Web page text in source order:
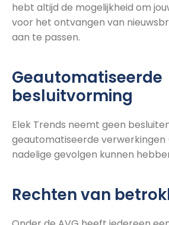
hebt altijd de mogelijkheid om
voor het ontvangen van
aan te passen.
Geautomatiseerde
besluitvorming
Elek Trends neemt geen
geautomatiseerde
nadelige gevolgen kunnen
Rechten van